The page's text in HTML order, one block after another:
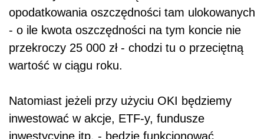
opodatkowania oszczędności tam ulokowanych
- o ile kwota oszczędności na tym koncie nie
przekroczy 25 000 zł - chodzi tu o przeciętną
wartość w ciągu roku.
Natomiast jeżeli przy użyciu OKI będziemy
inwestować w akcje, ETF-y, fundusze
inwestycyjne itp. - będzie funkcjonować